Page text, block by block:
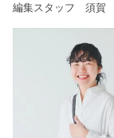
編集スタッフ 須賀